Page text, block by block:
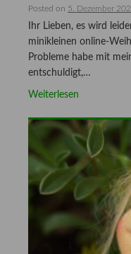
Posted on 5. Dezember
Ihr Lieben, es wird
minikleinen online-
Probleme habe mit
entschuldigt,…
Weiterlesen